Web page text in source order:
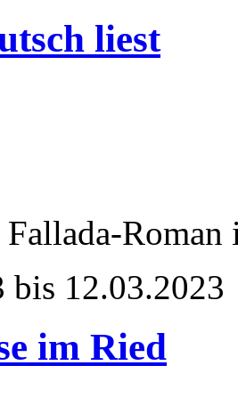
liest
Fallada-
bis 12.03.2023
im Ried